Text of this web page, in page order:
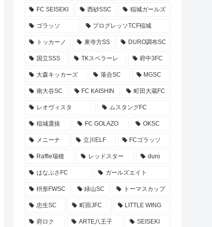
FC SEISEKI 西砂SSC 稲城ガールズ
ゴラッソ プログレッソTCF稲城
トッカーノ 東寺方SS DURO調布SC
国立SSS TKスペラーレ 府中3FC
大森キッカーズ 落合SC MGSC
南大谷SC FC KAISHIN 町田大蔵FC
レオヴィスタ ムスタングFC
稲城選抜 FC GOLAZO OKSC
メニーナ 立川ELF FCゴラッソ
Raffle瑞穂 レッドスター duro
はなぶさFC ガールズエイト
枡形FWSC 緑山SC トーマスカップ
忠生SC 町田JFC LITTLE WING
府ロク ARTE八王子 SEISEKI